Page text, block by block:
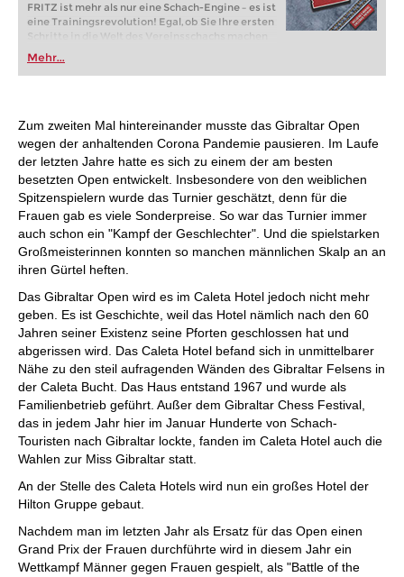
FRITZ ist mehr als nur eine Schach-Engine – es ist
eine Trainingsrevolution! Egal, ob Sie Ihre ersten
Schritte in die Welt des Vereinsschachs machen
oder bereits auf Turnierniveau spielen: Mit
FRITZ trainieren Sie effizienter, intelligenter und
individueller als je zuvor.
Mehr...
Zum zweiten Mal hintereinander musste das Gibraltar Open
wegen der anhaltenden Corona Pandemie pausieren. Im Laufe
der letzten Jahre hatte es sich zu einem der am besten
besetzten Open entwickelt. Insbesondere von den weiblichen
Spitzenspielern wurde das Turnier geschätzt, denn für die
Frauen gab es viele Sonderpreise. So war das Turnier immer
auch schon ein "Kampf der Geschlechter". Und die spielstarken
Großmeisterinnen konnten so manchen männlichen Skalp an an
ihren Gürtel heften.
Das Gibraltar Open wird es im Caleta Hotel jedoch nicht mehr
geben. Es ist Geschichte, weil das Hotel nämlich nach den 60
Jahren seiner Existenz seine Pforten geschlossen hat und
abgerissen wird. Das Caleta Hotel befand sich in unmittelbarer
Nähe zu den steil aufragenden Wänden des Gibraltar Felsens in
der Caleta Bucht. Das Haus entstand 1967 und wurde als
Familienbetrieb geführt. Außer dem Gibraltar Chess Festival,
das in jedem Jahr hier im Januar Hunderte von Schach-
Touristen nach Gibraltar lockte, fanden im Caleta Hotel auch die
Wahlen zur Miss Gibraltar statt.
An der Stelle des Caleta Hotels wird nun ein großes Hotel der
Hilton Gruppe gebaut.
Nachdem man im letzten Jahr als Ersatz für das Open einen
Grand Prix der Frauen durchführte wird in diesem Jahr ein
Wettkampf Männer gegen Frauen gespielt, als "Battle of the